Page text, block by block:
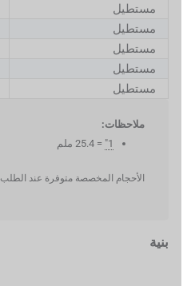
مستطيل
مستطيل
مستطيل
مستطيل
مستطيل
ملاحظات:
1" = 25.4 ملم
الأحجام المخصصة متوفرة عند الطلب.
بنية